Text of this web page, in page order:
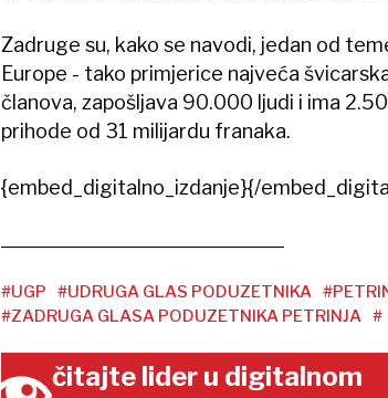
Zadruge su, kako se navodi, jedan od
Europe - tako primjerice najveća
članova, zapošljava 90.000 ljudi i ima
prihode od 31 milijardu franaka.
{embed_digitalno_izdanje}{/
#UGP #UDRUGA GLAS PODUZETNIKA
#ZADRUGA GLASA PODUZETNIKA PETRINJA #
čitajte lider u digitalnom